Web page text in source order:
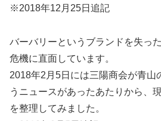
※2018年12月25日追記
バーバリーというブランドを失っ
危機に直面しています。
2018年2月5日には三陽商会が青山
うニュースがあったあたりから、
を整理してみました。